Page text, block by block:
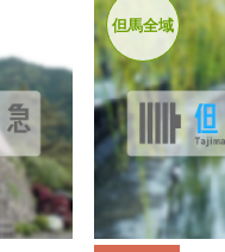
但馬全域